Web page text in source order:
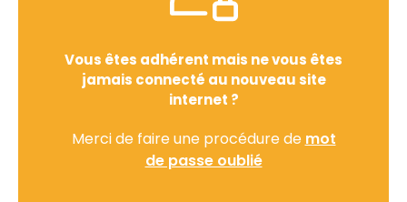
Vous êtes adhérent mais ne vous êtes
jamais connecté au nouveau site
internet ?
Merci de faire une procédure de mot
de passe oublié